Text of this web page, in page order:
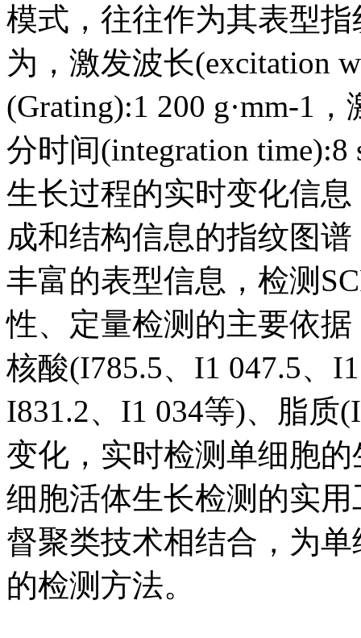
模式，往往作为其表型
为，激发波长(excitation
(Grating):1 200 g·mm-1
分时间(integration
生长过程的实时变化信
成和结构信息的指纹图
丰富的表型信息，检测
性、定量检测的主要依
核酸(I785.5、I1 047.5、
I831.2、I1 034等)、脂质
变化，实时检测单细胞
细胞活体生长检测的实
督聚类技术相结合，为
的检测方法。